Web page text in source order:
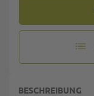
BESCHREIBUNG